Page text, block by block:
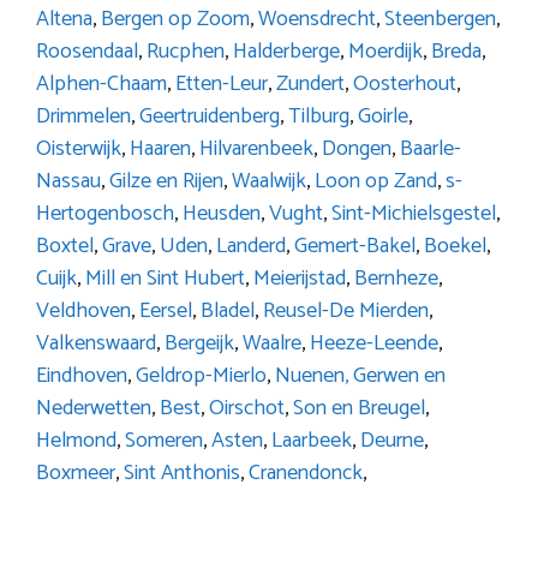
Altena,Bergen op Zoom,Woensdrecht,Steenbergen,
Roosendaal,Rucphen,Halderberge,Moerdijk,Breda,
Alphen-Chaam,Etten-Leur,Zundert,Oosterhout,
Drimmelen,Geertruidenberg,Tilburg,Goirle,
Oisterwijk,Haaren,Hilvarenbeek,Dongen,Baarle-
Nassau,Gilze en Rijen,Waalwijk,Loon op Zand,s-
Hertogenbosch,Heusden,Vught,Sint-Michielsgestel,
Boxtel,Grave,Uden,Landerd,Gemert-Bakel,Boekel,
Cuijk,Mill en Sint Hubert,Meierijstad,Bernheze,
Veldhoven,Eersel,Bladel,Reusel-De Mierden,
Valkenswaard,Bergeijk,Waalre,Heeze-Leende,
Eindhoven,Geldrop-Mierlo,Nuenen, Gerwen en
Nederwetten,Best,Oirschot,Son en Breugel,
Helmond,Someren,Asten,Laarbeek,Deurne,
Boxmeer,Sint Anthonis,Cranendonck,